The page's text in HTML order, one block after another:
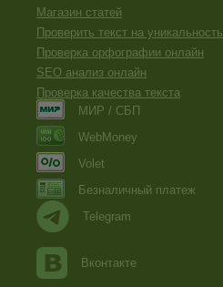
Магазин статей
Проверить текст на уникальность
Проверка орфографии онлайн
SEO анализ онлайн
Проверка качества текста
МИР / СБП
WebMoney
Volet
Безналичный платеж
Telegram
Вконтакте